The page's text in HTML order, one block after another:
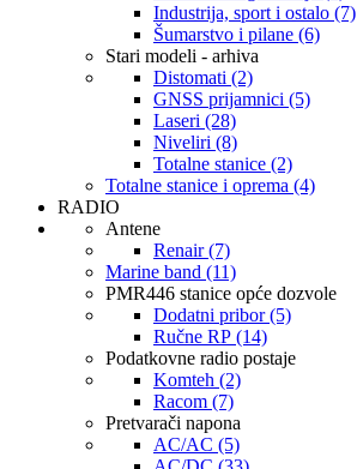
Industrija, sport i ostalo (7)
Šumarstvo i pilane (6)
Stari modeli - arhiva
Distomati (2)
GNSS prijamnici (5)
Laseri (28)
Niveliri (8)
Totalne stanice (2)
Totalne stanice i oprema (4)
RADIO
Antene
Renair (7)
Marine band (11)
PMR446 stanice opće dozvole
Dodatni pribor (5)
Ručne RP (14)
Podatkovne radio postaje
Komteh (2)
Racom (7)
Pretvarači napona
AC/AC (5)